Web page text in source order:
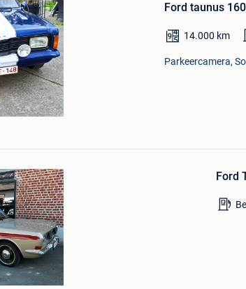
Mijn
Favorieten
Ford taunus
14.000 km
Parkeercamera,
Mijn
Favorieten
Ford